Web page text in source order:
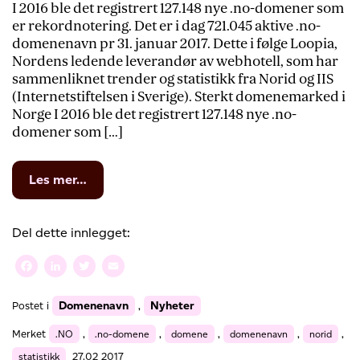
I 2016 ble det registrert 127.148 nye .no-domener som
er rekordnotering. Det er i dag 721.045 aktive .no-
domenenavn pr 31. januar 2017. Dette i følge Loopia,
Nordens ledende leverandør av webhotell, som har
sammenliknet trender og statistikk fra Norid og IIS
(Internetstiftelsen i Sverige). Sterkt domenemarked i
Norge I 2016 ble det registrert 127.148 nye .no-
domener som […]
Les mer…
Rekordnotering
norske
.no-
domener.
Sterk
trend
Norge
–
Del dette innlegget:
Facebook
LinkedIn
Twitter
Postet i Domenenavn , Nyheter
Merket .NO , .no-domene , domene , domenenavn , norid
,
statistikk
27.02 2017